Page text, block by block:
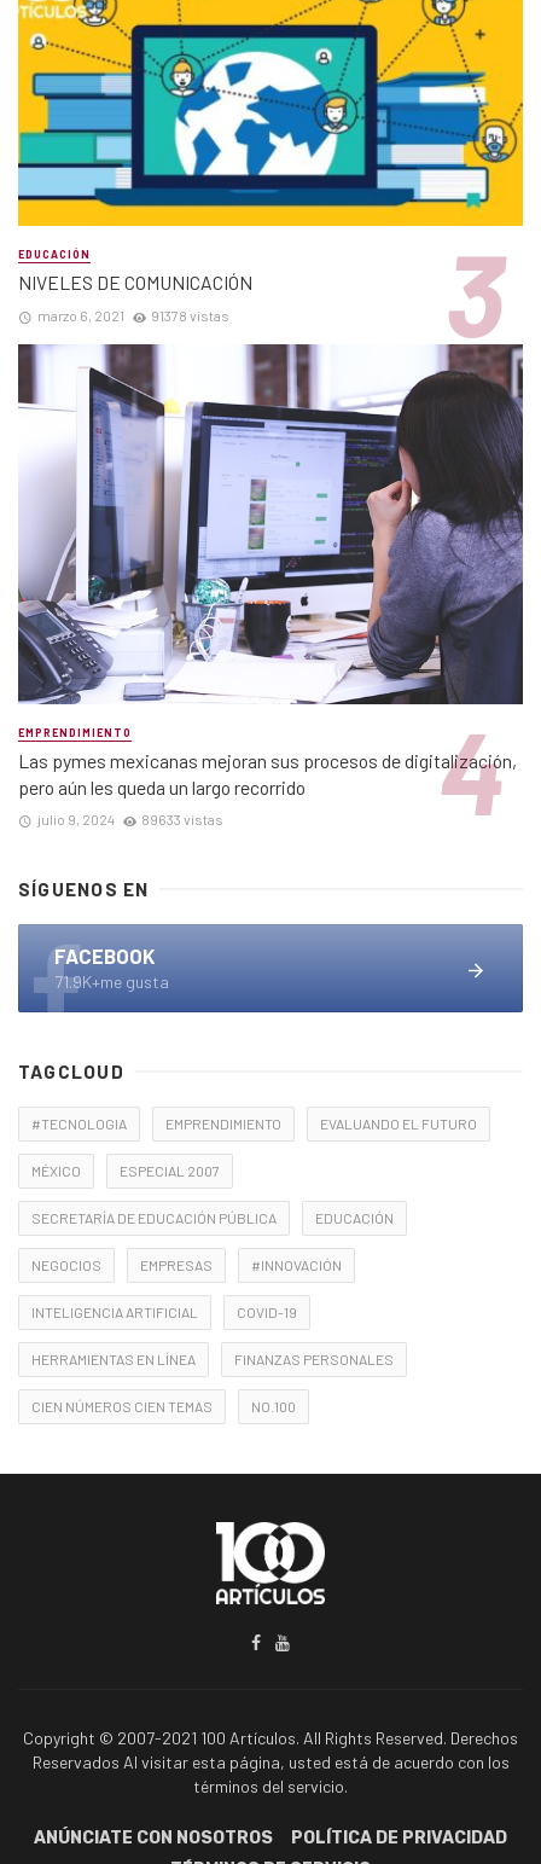
EDUCACIÓN
NIVELES DE COMUNICACIÓN
marzo 6, 2021 91378 vistas
EMPRENDIMIENTO
Las pymes mexicanas mejoran sus procesos de digitalización,
pero aún les queda un largo recorrido
julio 9, 2024 89633 vistas
SÍGUENOS EN
FACEBOOK
71.9K+me gusta
TAGCLOUD
#TECNOLOGIA EMPRENDIMIENTO EVALUANDO EL FUTURO
MÉXICO ESPECIAL 2007
SECRETARÍA DE EDUCACIÓN PÚBLICA EDUCACIÓN
NEGOCIOS EMPRESAS #INNOVACIÓN
INTELIGENCIA ARTIFICIAL COVID-19
HERRAMIENTAS EN LÍNEA FINANZAS PERSONALES
CIEN NÚMEROS CIEN TEMAS NO.100
Copyright © 2007-2021 100 Artículos. All Rights Reserved. Derechos
Reservados Al visitar esta página, usted está de acuerdo con los
términos del servicio.
ANÚNCIATE CON NOSOTROS
POLÍTICA DE PRIVACIDAD